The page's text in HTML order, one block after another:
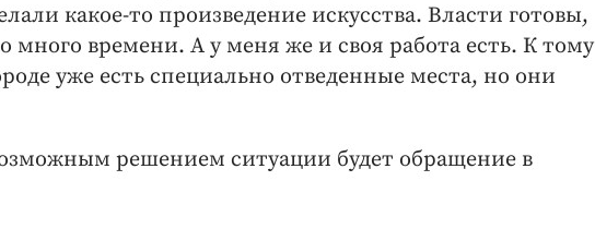
какое-то произведение искусства. Власти готовы,
много времени. А у меня же и своя работа есть. К тому
уже есть специально отведенные места, но они
решением ситуации будет обращение в